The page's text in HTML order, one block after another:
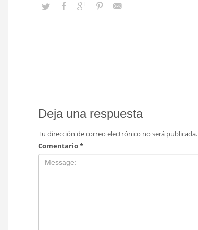
Deja una respuesta
Tu dirección de correo electrónico no será publicada.
Comentario*